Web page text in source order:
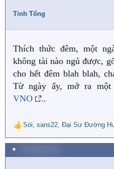
i
n
:
Tinh Tổng
Thích thức đêm, một
không tài nào ngủ được,
cho hết đêm blah blah,
Từ ngày ấy, mở ra
VNO
..
R
e
a
c
Sói sans22 Đại Sư Đường
★